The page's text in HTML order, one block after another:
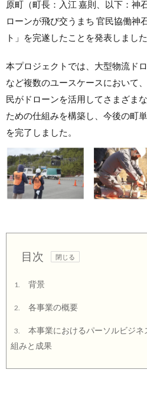
原町（町長：入江 嘉則、以下：神
ローンが飛び交うまち 官民協働神
ト」を完遂したことを発表しました
本プロジェクトでは、大型物流ド
など複数のユースケースにおいて
民がドローンを活用してさまざま
ための仕組みを構築し、今後の町
を完了しました。
目次
1. 背景
2. 各事業の概要
3.
本事業におけるパーソルビジネ
組みと成果